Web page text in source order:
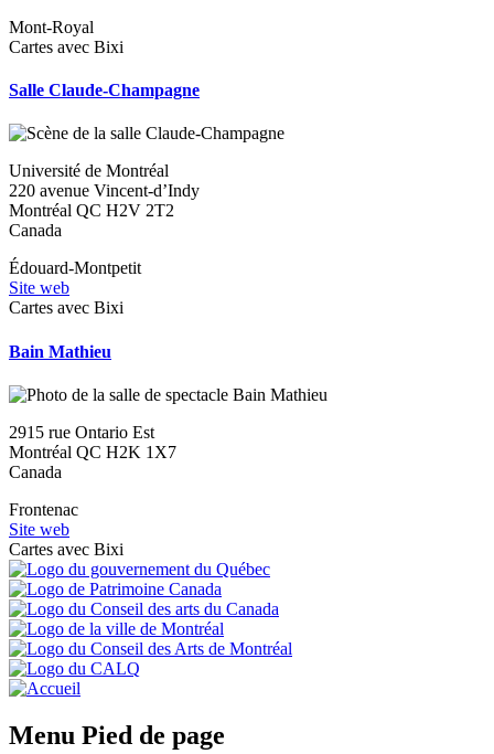
Mont-Royal
Cartes avec Bixi
Salle Claude-Champagne
Université de Montréal
220 avenue Vincent-d’Indy
Montréal QC H2V 2T2
Canada
Édouard-Montpetit
Site web
Cartes avec Bixi
Bain Mathieu
2915 rue Ontario Est
Montréal QC H2K 1X7
Canada
Frontenac
Site web
Cartes avec Bixi
Menu Pied de page